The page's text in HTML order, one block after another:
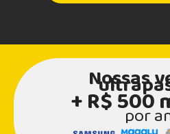
Nossas
+ R$ 500
por